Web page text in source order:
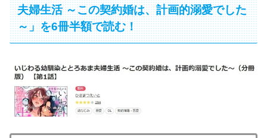
夫婦生活 ～この契約婚は、計画的溺愛でした
～」を6冊半額で読む！